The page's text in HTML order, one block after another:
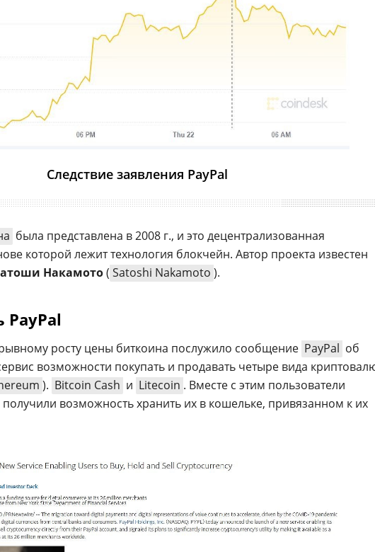
Следствие заявления PayPal
была представлена в 2008 г., и это децентрализованная
которой лежит технология блокчейн. Автор проекта известен
Накамото( Satoshi Nakamoto ).
PayPal
росту цены биткоина послужило сообщение PayPal об
возможности покупать и продавать четыре вида
). Bitcoin Cash и Litecoin . Вместе с этим пользователи
возможность хранить их в кошельке, привязанном к их